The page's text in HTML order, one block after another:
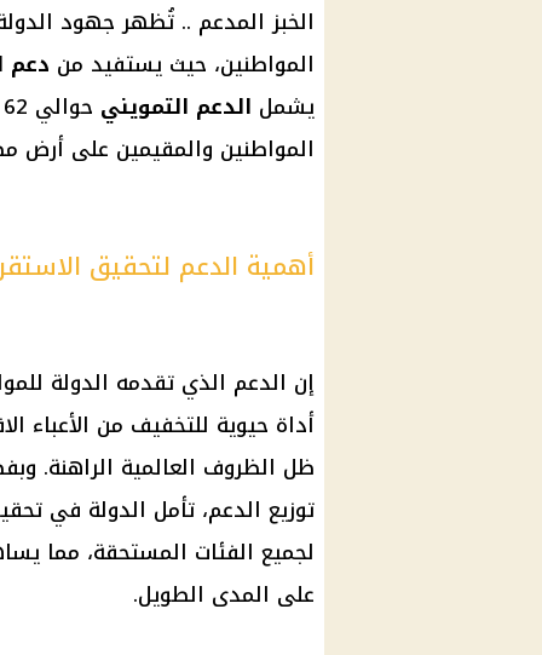
الخبز المدعم .. تُظهر جهود
المواطنين، حيث يستفيد من دعم
يشمل الدعم التمويني حوالي 62 مليون مواطن، بينما يطال
المواطنين والمقيمين على أرض
أهمية الدعم لتحقيق
إن الدعم الذي تقدمه الدولة
أداة حيوية للتخفيف من الأعباء
ظل الظروف العالمية الراهنة.
توزيع الدعم، تأمل الدولة في
لجميع الفئات المستحقة، مما
على المدى الطويل.